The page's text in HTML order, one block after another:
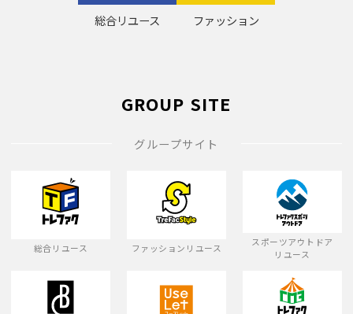
総合リユース ファッション
GROUP SITE
グループサイト
総合リユース ファッションリユース
スポーツアウトドア
リユース